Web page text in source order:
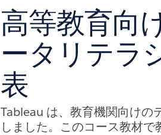
高等教育向
ータリテラ
表
Tableau は、教育機関向けの
しました。このコース教材で